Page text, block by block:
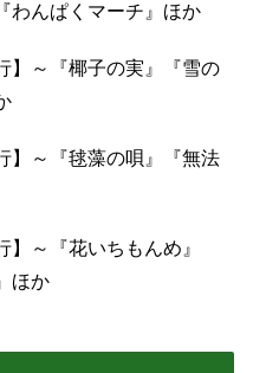
わんぱくマーチ』ほか
】～『椰子の実』『雪の
】～『毬藻の唄』『無法
～『花いちもんめ』
ほか